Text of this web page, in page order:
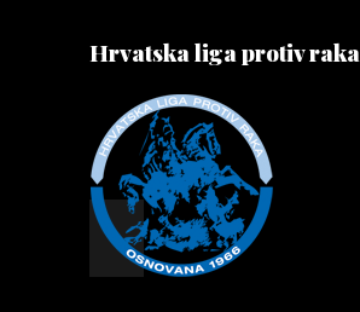
Hrvatska liga protiv raka